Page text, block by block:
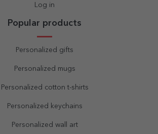
Log in
Popular products
Personalized gifts
Personalized mugs
Personalized cotton t-shirts
Personalized keychains
Personalized wall art